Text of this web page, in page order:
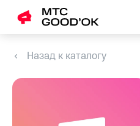
Назад к каталогу